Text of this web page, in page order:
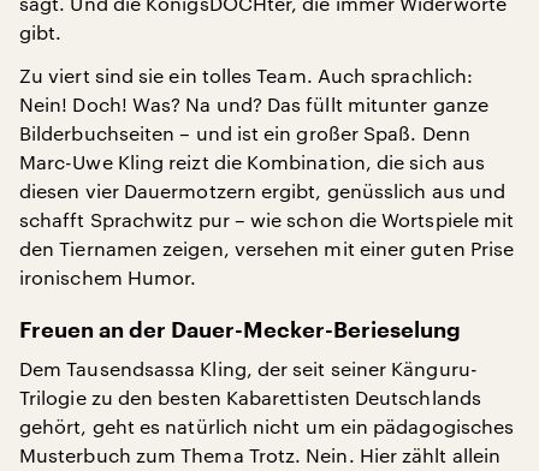
gibt.
Zu viert sind sie ein tolles Team. Auch sprachlich:
Nein! Doch! Was? Na und? Das füllt mitunter ganze
Bilderbuchseiten – und ist ein großer Spaß. Denn
Marc-Uwe Kling reizt die Kombination, die sich aus
diesen vier Dauermotzern ergibt, genüsslich aus und
schafft Sprachwitz pur – wie schon die Wortspiele mit
den Tiernamen zeigen, versehen mit einer guten Prise
ironischem Humor.
Freuen an der Dauer-Mecker-Berieselung
Dem Tausendsassa Kling, der seit seiner Känguru-
Trilogie zu den besten Kabarettisten Deutschlands
gehört, geht es natürlich nicht um ein pädagogisches
Musterbuch zum Thema Trotz. Nein. Hier zählt allein